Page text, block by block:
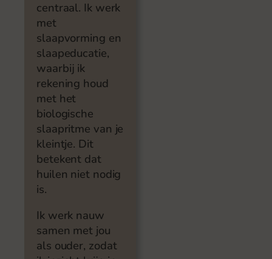
centraal. Ik werk
met
slaapvorming en
slaapeducatie,
waarbij ik
rekening houd
met het
biologische
slaapritme van je
kleintje. Dit
betekent dat
huilen niet nodig
is.
Ik werk nauw
samen met jou
als ouder, zodat